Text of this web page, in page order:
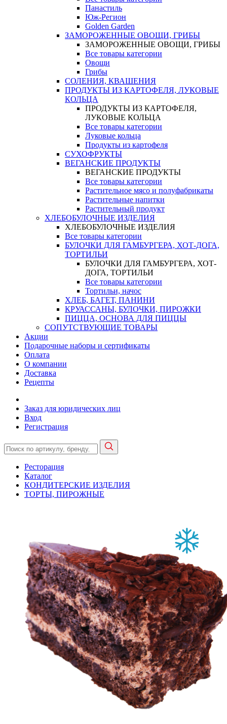
Панастиль
Юж-Регион
Golden Garden
ЗАМОРОЖЕННЫЕ ОВОЩИ, ГРИБЫ
ЗАМОРОЖЕННЫЕ ОВОЩИ, ГРИБЫ
Все товары категории
Овощи
Грибы
СОЛЕНИЯ, КВАШЕНИЯ
ПРОДУКТЫ ИЗ КАРТОФЕЛЯ, ЛУКОВЫЕ
КОЛЬЦА
ПРОДУКТЫ ИЗ КАРТОФЕЛЯ,
ЛУКОВЫЕ КОЛЬЦА
Все товары категории
Луковые кольца
Продукты из картофеля
СУХОФРУКТЫ
ВЕГАНСКИЕ ПРОДУКТЫ
ВЕГАНСКИЕ ПРОДУКТЫ
Все товары категории
Растительное мясо и полуфабрикаты
Растительные напитки
Растительный продукт
ХЛЕБОБУЛОЧНЫЕ ИЗДЕЛИЯ
ХЛЕБОБУЛОЧНЫЕ ИЗДЕЛИЯ
Все товары категории
БУЛОЧКИ ДЛЯ ГАМБУРГЕРА, ХОТ-ДОГА,
ТОРТИЛЬИ
БУЛОЧКИ ДЛЯ ГАМБУРГЕРА, ХОТ-
ДОГА, ТОРТИЛЬИ
Все товары категории
Тортильи, начос
ХЛЕБ, БАГЕТ, ПАНИНИ
КРУАССАНЫ, БУЛОЧКИ, ПИРОЖКИ
ПИЦЦА, ОСНОВА ДЛЯ ПИЦЦЫ
СОПУТСТВУЮЩИЕ ТОВАРЫ
Акции
Подарочные наборы и сертификаты
Оплата
О компании
Доставка
Рецепты
Заказ для юридических лиц
Вход
Регистрация
Ресторация
Каталог
КОНДИТЕРСКИЕ ИЗДЕЛИЯ
ТОРТЫ, ПИРОЖНЫЕ